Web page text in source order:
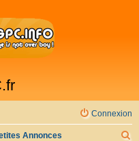
Connexion
Annonces